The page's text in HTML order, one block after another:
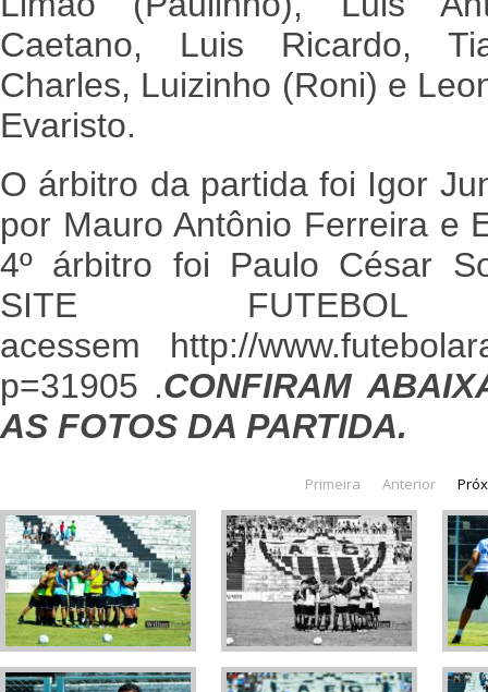
Caetano, Luis Ricardo,
Charles, Luizinho (Roni) e
Evaristo.
O árbitro da partida foi Igor
por Mauro Antônio Ferreira e
4º árbitro foi Paulo César
SITE
acessem http://
p=31905 .CONFIRAM
AS FOTOS DA PARTIDA.
Primeira Anterior